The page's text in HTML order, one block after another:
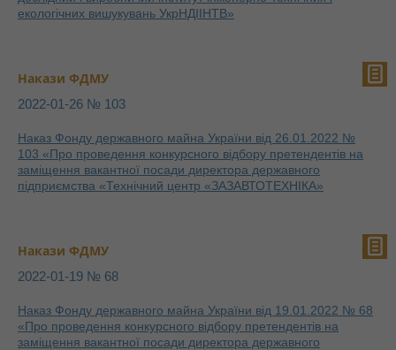
екологічних вишукувань УкрНДІІНТВ»
Накази ФДМУ
2022-01-26 № 103
Наказ Фонду державного майна України від 26.01.2022 №
103 «Про проведення конкурсного відбору претендентів на
заміщення вакантної посади директора державного
підприємства «Технічний центр «ЗАЗАВТОТЕХНІКА»
Накази ФДМУ
2022-01-19 № 68
Наказ Фонду державного майна України від 19.01.2022 № 68
«Про проведення конкурсного відбору претендентів на
заміщення вакантної посади директора державного